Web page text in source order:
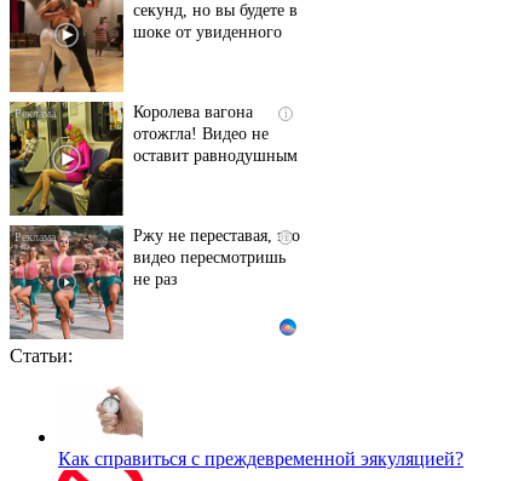
секунд, но вы будете в
шоке от увиденного
i
Королева вагона
отожгла! Видео не
оставит равнодушным
i
Ржу не переставая, это
видео пересмотришь
не раз
Пересмотрела 10 раз
Статьи:
Как справиться с преждевременной эякуляцией?